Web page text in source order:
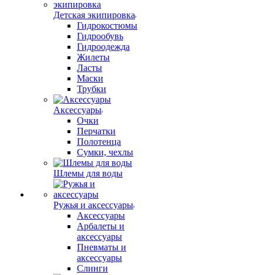
Детская экипировка
Гидрокостюмы
Гидрообувь
Гидроодежда
Жилеты
Ласты
Маски
Трубки
Аксессуары
Очки
Перчатки
Полотенца
Сумки, чехлы
Шлемы для воды
Ружья и аксессуары
Аксессуары
Арбалеты и
аксессуары
Пневматы и
аксессуары
Слинги